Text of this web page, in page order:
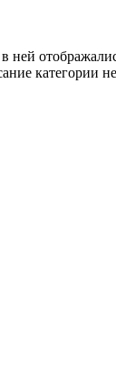
ней
категории